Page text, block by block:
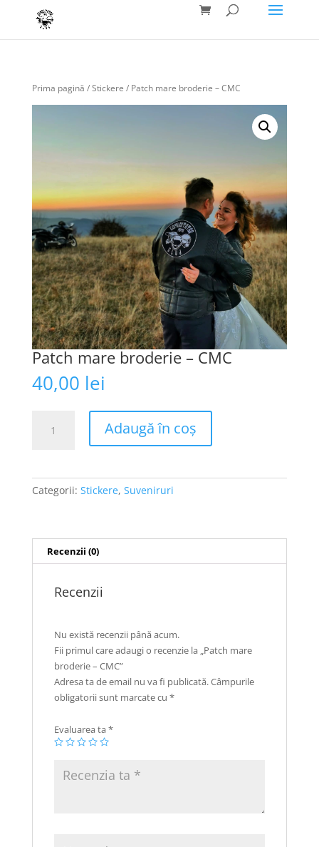
Prima pagină /Stickere / Patch mare broderie – CMC
Patch mare broderie – CMC
40,00 lei
Patch
-
CMC
Adaugă în coș
Categorii: Stickere, Suveniruri
Recenzii (0)
Recenzii
Nu există recenzii până acum.
Fii primul care adaugi o recenzie la „Patch mare
broderie – CMC”
Adresa ta de email nu va fi publicată.Câmpurile
obligatorii sunt marcate cu *
Evaluarea ta*